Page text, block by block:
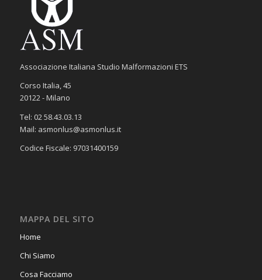
Associazione Italiana Studio Malformazioni ETS
Corso Italia, 45
20122 - Milano
Tel: 02 58.43.03.13
Mail: asmonlus@asmonlus.it
Codice Fiscale: 97031400159
MAPPA DEL SITO
Home
Chi Siamo
Cosa Facciamo